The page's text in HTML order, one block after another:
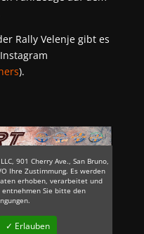
Rally Velenje gibt es
).
901 Cherry Ave., San Bruno,
Ihre Zustimmung. Es werden
erhoben, verarbeitet und
entnehmen Sie bitte den
✓ Erlauben